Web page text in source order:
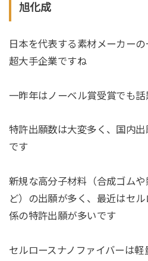
旭化成
日本を代表する素材メーカー
超大手企業ですね
一昨年はノーベル賞受賞でも
特許出願数は大変多く、国内
です
新規な高分子材料（合成ゴム
ど）の出願が多く、最近はセ
係の特許出願が多いです
セルロースナノファイバーは